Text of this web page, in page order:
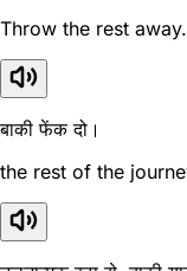
Throw the rest away.
बाकी फेंक दो।
the rest of the